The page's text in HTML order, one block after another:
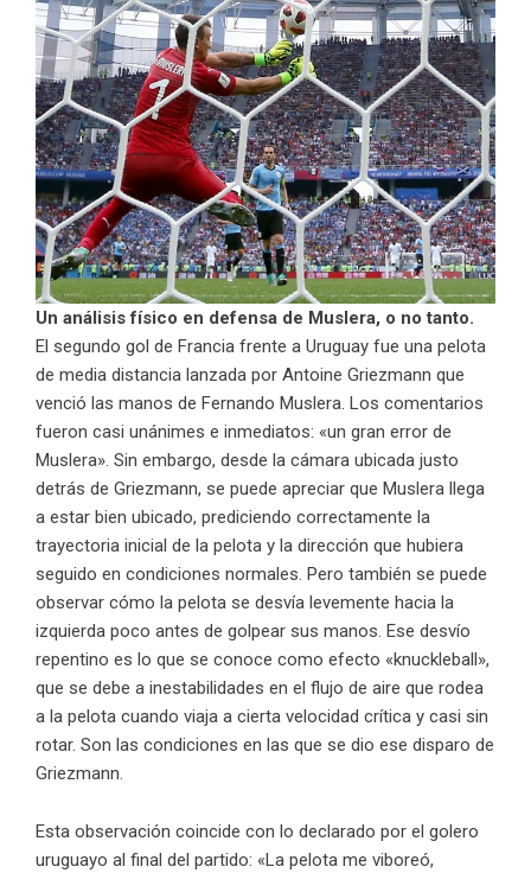
Un análisis físico en defensa de Muslera, o no tanto.
El segundo gol de Francia frente a Uruguay fue una pelota
de media distancia lanzada por Antoine Griezmann que
venció las manos de Fernando Muslera. Los comentarios
fueron casi unánimes e inmediatos: «un gran error de
Muslera». Sin embargo, desde la cámara ubicada justo
detrás de Griezmann, se puede apreciar que Muslera llega
a estar bien ubicado, prediciendo correctamente la
trayectoria inicial de la pelota y la dirección que hubiera
seguido en condiciones normales. Pero también se puede
observar cómo la pelota se desvía levemente hacia la
izquierda poco antes de golpear sus manos. Ese desvío
repentino es lo que se conoce como efecto «knuckleball»,
que se debe a inestabilidades en el flujo de aire que rodea
a la pelota cuando viaja a cierta velocidad crítica y casi sin
rotar. Son las condiciones en las que se dio ese disparo de
Griezmann.
Esta observación coincide con lo declarado por el golero
uruguayo al final del partido: «La pelota me viboreó,